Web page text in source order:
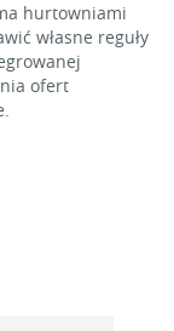
hurtowniami
własne reguły
ofert